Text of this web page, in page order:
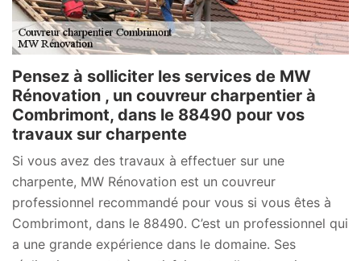
Pensez à solliciter les services de MW
Rénovation , un couvreur charpentier à
Combrimont, dans le 88490 pour vos
travaux sur charpente
Si vous avez des travaux à effectuer sur une
charpente, MW Rénovation est un couvreur
professionnel recommandé pour vous si vous êtes à
Combrimont, dans le 88490. C’est un professionnel qui
a une grande expérience dans le domaine. Ses